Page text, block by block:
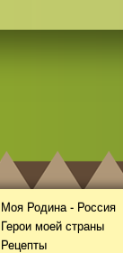
Моя Родина - Россия
Герои моей страны
Рецепты